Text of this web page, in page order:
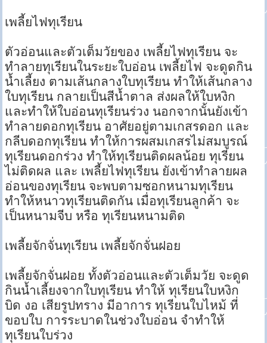
เพลี้ยไฟทุเรียน
ตัวอ่อนและตัวเต็มวัยของ เพลี้ยไฟทุเรียน จะ
ทำลายทุเรียนในระยะใบอ่อน เพลี้ยไฟ จะดูดกิน
น้ำเลี้ยง ตามเส้นกลางใบทุเรียน ทำให้เส้นกลาง
ใบทุเรียน กลายเป็นสีน้ำตาล ส่งผลให้ใบหงิก
และทำให้ใบอ่อนทุเรียนร่วง นอกจากนั้นยังเข้า
ทำลายดอกทุเรียน อาศัยอยู่ตามเกสรดอก และ
กลีบดอกทุเรียน ทำให้การผสมเกสรไม่สมบูรณ์
ทุเรียนดอกร่วง ทำให้ทุเรียนติดผลน้อย ทุเรียน
ไม่ติดผล และ เพลี้ยไฟทุเรียน ยังเข้าทำลายผล
อ่อนของทุเรียน จะพบตามซอกหนามทุเรียน
ทำให้หนาวทุเรียนติดกัน เมื่อทุเรียนลูกค้า จะ
เป็นหนามจีบ หรือ ทุเรียนหนามติด
เพลี้ยจักจั่นทุเรียน เพลี้ยจักจั่นฝอย
เพลี้ยจักจั่นฝอย ทั้งตัวอ่อนและตัวเต็มวัย จะดูด
กินน้ำเลี้ยงจากใบทุเรียน ทำให้ ทุเรียนใบหงิก
บิด งอ เสียรูปทราง มีอาการ ทุเรียนใบไหม้ ที่
ขอบใบ การระบาดในช่วงใบอ่อน จำทำให้
ทุเรียนใบร่วง